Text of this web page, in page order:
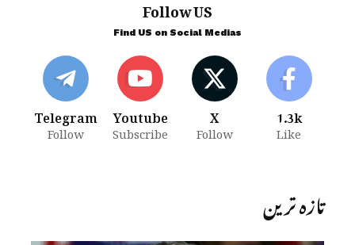
Follow US
Find US on Social Medias
1.3k
Like
X
Follow
Youtube
Subscribe
Telegram
Follow
تازہ ترین